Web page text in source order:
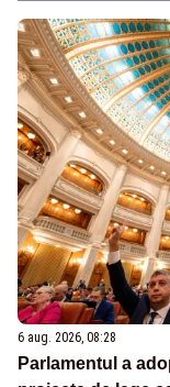
6 aug. 2026, 08:28
Parlamentul a